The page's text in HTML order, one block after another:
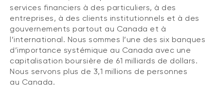
services financiers à des particuliers, à des
entreprises, à des clients institutionnels et à des
gouvernements partout au Canada et à
l’international. Nous sommes l’une des six banques
d’importance systémique au Canada avec une
capitalisation boursière de 61 milliards de dollars.
Nous servons plus de 3,1 millions de personnes
au Canada.